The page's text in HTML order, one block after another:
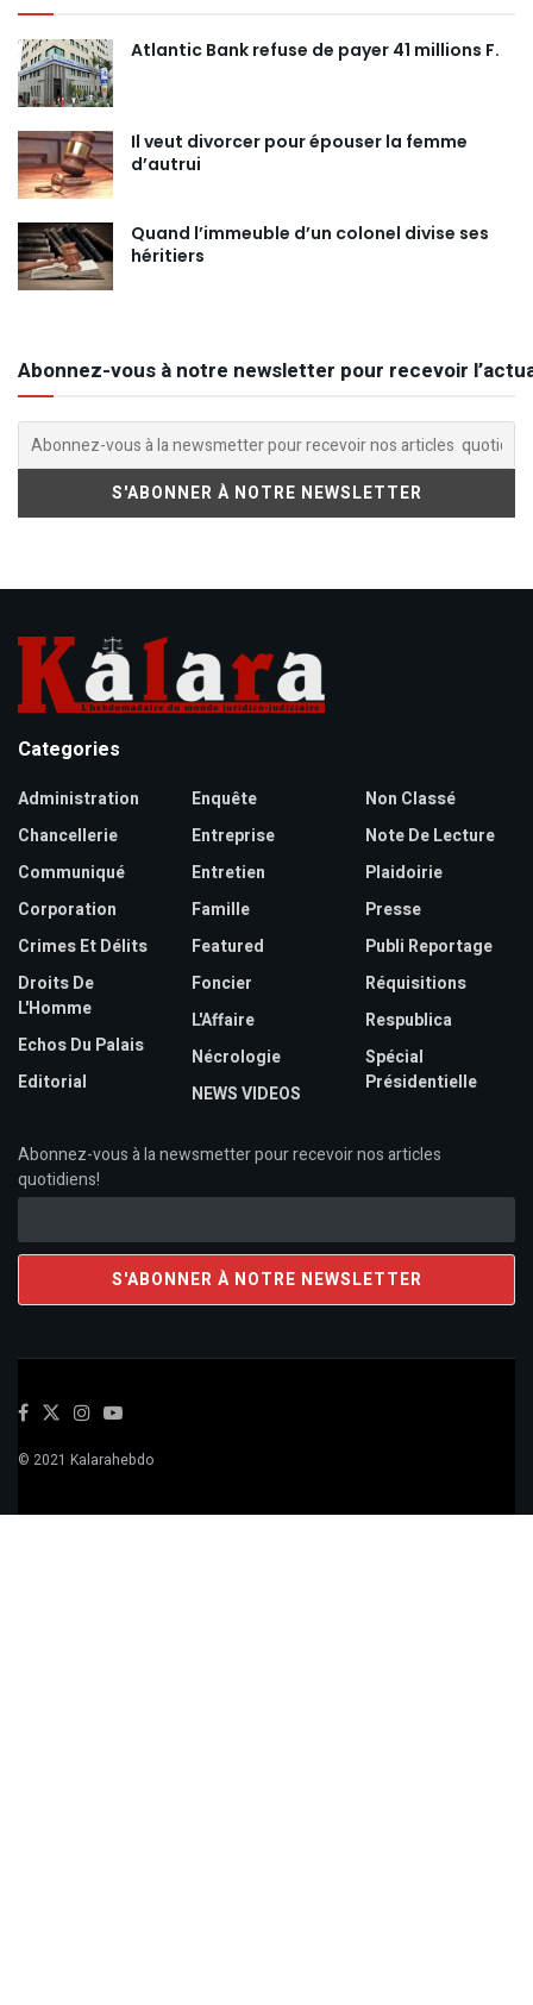
Atlantic Bank refuse de payer 41 millions F.
Il veut divorcer pour épouser la femme
d’autrui
Quand l’immeuble d’un colonel divise ses
héritiers
Abonnez-vous à notre newsletter pour recevoir
Categories
Administration
Chancellerie
Communiqué
Corporation
Crimes Et Délits
Droits De
L'Homme
Echos Du Palais
Editorial
Enquête
Entreprise
Entretien
Famille
Featured
Foncier
L'Affaire
Nécrologie
NEWS VIDEOS
Non Classé
Note De Lecture
Plaidoirie
Presse
Publi Reportage
Réquisitions
Respublica
Spécial
Présidentielle
Abonnez-vous à la newsmetter pour recevoir nos articles
quotidiens!
© 2021 Kalarahebdo